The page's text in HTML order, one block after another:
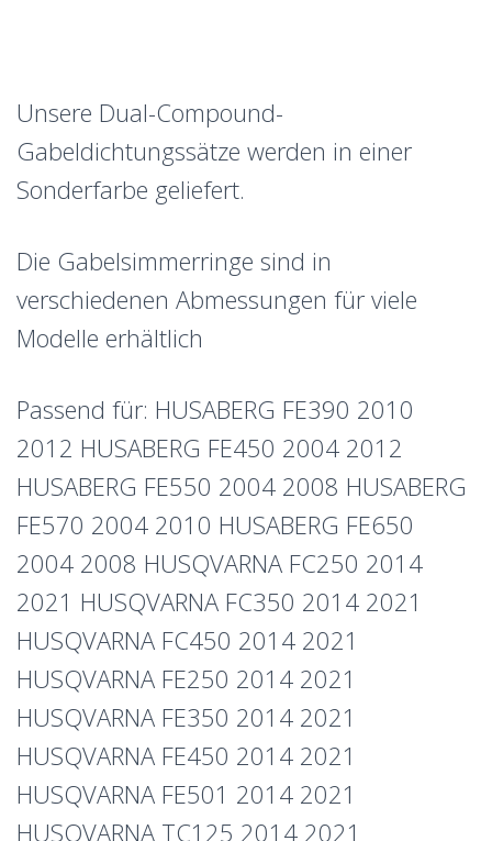
Unsere Dual-Compound-
Gabeldichtungssätze werden in einer
Sonderfarbe geliefert.
Die Gabelsimmerringe sind in
verschiedenen Abmessungen für viele
Modelle erhältlich
Passend für: HUSABERG FE390 2010
2012 HUSABERG FE450 2004 2012
HUSABERG FE550 2004 2008 HUSABERG
FE570 2004 2010 HUSABERG FE650
2004 2008 HUSQVARNA FC250 2014
2021 HUSQVARNA FC350 2014 2021
HUSQVARNA FC450 2014 2021
HUSQVARNA FE250 2014 2021
HUSQVARNA FE350 2014 2021
HUSQVARNA FE450 2014 2021
HUSQVARNA FE501 2014 2021
HUSQVARNA TC125 2014 2021